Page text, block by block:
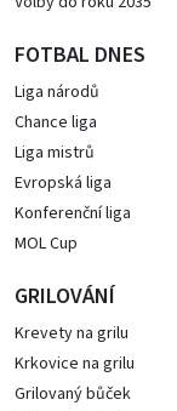
FOTBAL DNES
Liga národů
Chance liga
Liga mistrů
Evropská liga
Konferenční liga
MOL Cup
GRILOVÁNÍ
Krevety na grilu
Krkovice na grilu
Grilovaný bůček